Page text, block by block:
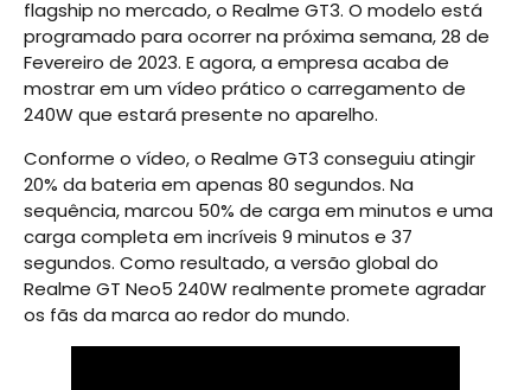
flagship no mercado, o Realme GT3. O modelo está
programado para ocorrer na próxima semana, 28 de
Fevereiro de 2023. E agora, a empresa acaba de
mostrar em um vídeo prático o carregamento de
240W que estará presente no aparelho.
Conforme o vídeo, o Realme GT3 conseguiu atingir
20% da bateria em apenas 80 segundos. Na
sequência, marcou 50% de carga em minutos e uma
carga completa em incríveis 9 minutos e 37
segundos. Como resultado, a versão global do
Realme GT Neo5 240W realmente promete agradar
os fãs da marca ao redor do mundo.